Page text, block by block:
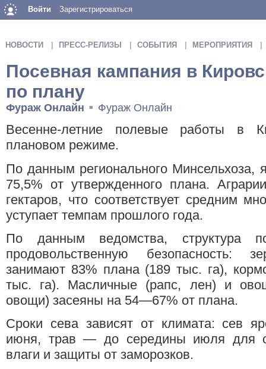
Войти Зарегистрироваться
НОВОСТИ ПРЕСС-РЕЛИЗЫ СОБЫТИЯ МЕРОПРИЯТИЯ
Посевная кампания в
по плану
Фураж Онлайн ■ Фураж Онлайн
Весенне-летние полевые работы в
плановом режиме.
По данным регионального Минсельхоза,
75,5% от утвержденного плана.
гектаров, что соответствует средним
уступает темпам прошлого года.
По данным ведомства, структура
продовольственную безопасность:
занимают 83% плана (189 тыс. га),
тыс. га). Масличные (рапс, лен) и
овощи) засеяны на 54—67% от плана.
Сроки сева зависят от климата: сев
июня, трав — до середины июля для
влаги и защиты от заморозков.